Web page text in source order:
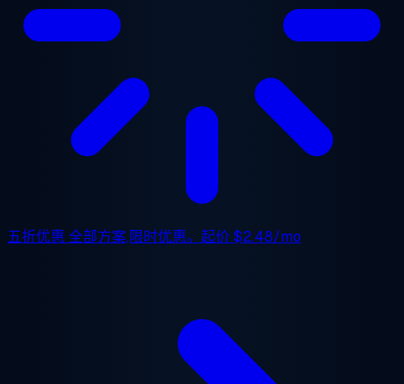
五折优惠 全部方案,限时优惠。起价$2.48/mo